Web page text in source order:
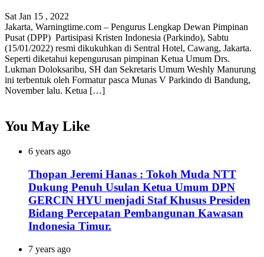
Sat Jan 15 , 2022
Jakarta, Warningtime.com – Pengurus Lengkap Dewan Pimpinan
Pusat (DPP) Partisipasi Kristen Indonesia (Parkindo), Sabtu
(15/01/2022) resmi dikukuhkan di Sentral Hotel, Cawang, Jakarta.
Seperti diketahui kepengurusan pimpinan Ketua Umum Drs.
Lukman Doloksaribu, SH dan Sekretaris Umum Weshly Manurung
ini terbentuk oleh Formatur pasca Munas V Parkindo di Bandung,
November lalu. Ketua […]
You May Like
6 years ago
Thopan Jeremi Hanas : Tokoh Muda NTT
Dukung Penuh Usulan Ketua Umum DPN
GERCIN HYU menjadi Staf Khusus Presiden
Bidang Percepatan Pembangunan Kawasan
Indonesia Timur.
7 years ago